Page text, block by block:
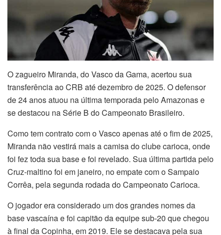
O zagueiro Miranda, do Vasco da Gama, acertou sua
transferência ao CRB até dezembro de 2025. O defensor
de 24 anos atuou na última temporada pelo Amazonas e
se destacou na Série B do Campeonato Brasileiro.
Como tem contrato com o Vasco apenas até o fim de 2025,
Miranda não vestirá mais a camisa do clube carioca, onde
foi fez toda sua base e foi revelado. Sua última partida pelo
Cruz-maltino foi em janeiro, no empate com o Sampaio
Corrêa, pela segunda rodada do Campeonato Carioca.
O jogador era considerado um dos grandes nomes da
base vascaína e foi capitão da equipe sub-20 que chegou
à final da Copinha, em 2019. Ele se destacava pela sua